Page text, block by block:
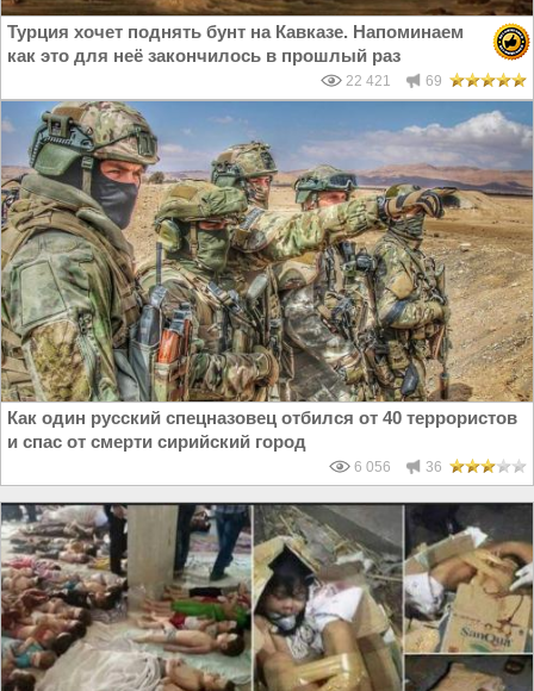
Турция хочет поднять бунт на Кавказе. Напоминаем
как это для неё закончилось в прошлый раз
22 421 69
Как один русский спецназовец отбился от 40 террористов
и спас от смерти сирийский город
6 056 36